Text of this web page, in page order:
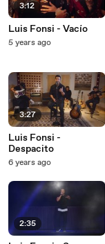
3:12
Luis Fonsi - Vacío
5 years ago
3:27
Luis Fonsi -
Despacito
6 years ago
2:35